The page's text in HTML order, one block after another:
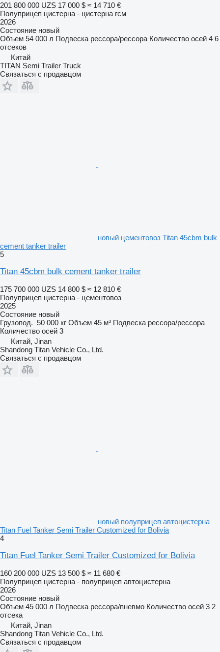
201 800 000 UZS 17 000 $ ≈ 14 710 €
Полуприцеп цистерна - цистерна гсм
2026
Состояние новый
Объем 54 000 л Подвеска рессора/рессора Количество осей 4 6
отсеков
Китай
TITAN Semi Trailer Truck
Связаться с продавцом
новый цементовоз Titan 45cbm bulk
cement tanker trailer
5
Titan 45cbm bulk cement tanker trailer
175 700 000 UZS 14 800 $ ≈ 12 810 €
Полуприцеп цистерна - цементовоз
2025
Состояние новый
Грузопод. 50 000 кг Объем 45 м³ Подвеска рессора/рессора
Количество осей 3
Китай, Jinan
Shandong Titan Vehicle Co., Ltd.
Связаться с продавцом
новый полуприцеп автоцистерна
Titan Fuel Tanker Semi Trailer Customized for Bolivia
4
Titan Fuel Tanker Semi Trailer Customized for Bolivia
160 200 000 UZS 13 500 $ ≈ 11 680 €
Полуприцеп цистерна - полуприцеп автоцистерна
2026
Состояние новый
Объем 45 000 л Подвеска рессора/пневмо Количество осей 3 2
отсека
Китай, Jinan
Shandong Titan Vehicle Co., Ltd.
Связаться с продавцом